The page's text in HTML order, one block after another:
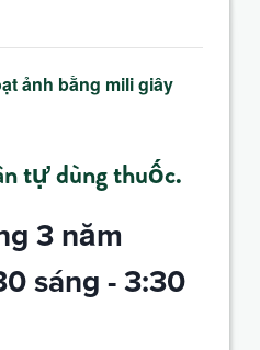
ảnh bằng mili giây
tự dùng thuốc.
3 năm
sáng -3:30